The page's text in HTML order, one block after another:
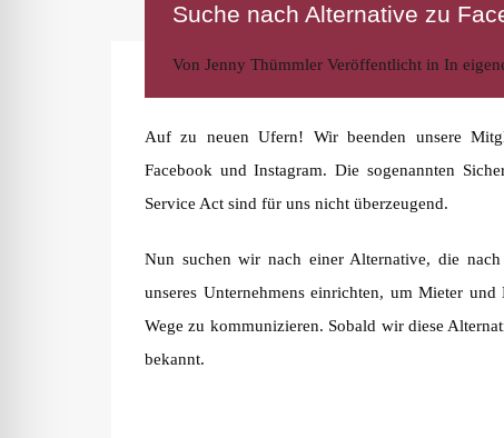
Suche nach Alternative zu
Von Jenny Thümmler Veröffentlicht in In
Auf zu neuen Ufern! Wir beenden unsere
Facebook und Instagram. Die sogenannten
Service Act sind für uns nicht überzeugend.
Nun suchen wir nach einer Alternative, die
unseres Unternehmens einrichten, um Mieter
Wege zu kommunizieren. Sobald wir diese
bekannt.